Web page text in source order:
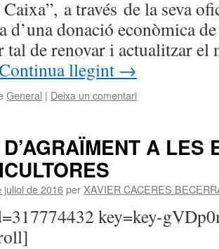
a través de la seva
d’una donació econòmica
tal de renovar i actualitzar
llegint →
General | Deixa un comentari
A LES
juliol de 2016per XAVIER CACERES
key=key-